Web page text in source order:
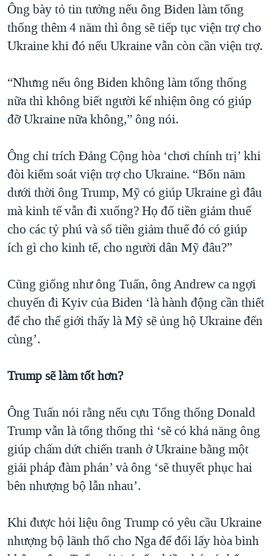
Ông bày tỏ tin tưởng nếu ông Biden làm tổng
thống thêm 4 năm thì ông sẽ tiếp tục viện trợ cho
Ukraine khi đó nếu Ukraine vẫn còn cần viện trợ.
“Nhưng nếu ông Biden không làm tổng thống
nữa thì không biết người kế nhiệm ông có giúp
đỡ Ukraine nữa không,” ông nói.
Ông chỉ trích Đảng Cộng hòa ‘chơi chính trị’ khi
đòi kiểm soát viện trợ cho Ukraine. “Bốn năm
dưới thời ông Trump, Mỹ có giúp Ukraine gì đâu
mà kinh tế vẫn đi xuống? Họ đổ tiền giảm thuế
cho các tỷ phú và số tiền giảm thuế đó có giúp
ích gì cho kinh tế, cho người dân Mỹ đâu?”
Cũng giống như ông Tuấn, ông Andrew ca ngợi
chuyến đi Kyiv của Biden ‘là hành động cần thiết
để cho thế giới thấy là Mỹ sẽ ủng hộ Ukraine đến
cùng’.
Trump sẽ làm tốt hơn?
Ông Tuấn nói rằng nếu cựu Tổng thống Donald
Trump vẫn là tổng thống thì ‘sẽ có khả năng ông
giúp chấm dứt chiến tranh ở Ukraine bằng một
giải pháp đàm phán’ và ông ‘sẽ thuyết phục hai
bên nhượng bộ lẫn nhau’.
Khi được hỏi liệu ông Trump có yêu cầu Ukraine
nhượng bộ lãnh thổ cho Nga để đổi lấy hòa bình